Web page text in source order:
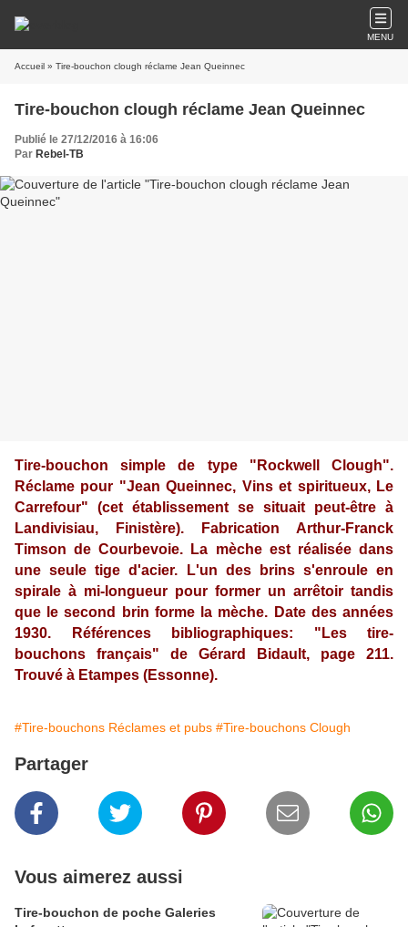
MENU
Accueil » Tire-bouchon clough réclame Jean Queinnec
Tire-bouchon clough réclame Jean Queinnec
Publié le 27/12/2016 à 16:06
Par Rebel-TB
Tire-bouchon simple de type "Rockwell Clough".
Réclame pour "Jean Queinnec, Vins et spiritueux, Le
Carrefour" (cet établissement se situait peut-être à
Landivisiau, Finistère). Fabrication Arthur-Franck
Timson de Courbevoie. La mèche est réalisée dans
une seule tige d'acier. L'un des brins s'enroule en
spirale à mi-longueur pour former un arrêtoir tandis
que le second brin forme la mèche. Date des années
1930. Références bibliographiques: "Les tire-
bouchons français" de Gérard Bidault, page 211.
Trouvé à Etampes (Essonne).
#Tire-bouchons Réclames et pubs #Tire-bouchons Clough
Partager
Vous aimerez aussi
Tire-bouchon de poche Galeries